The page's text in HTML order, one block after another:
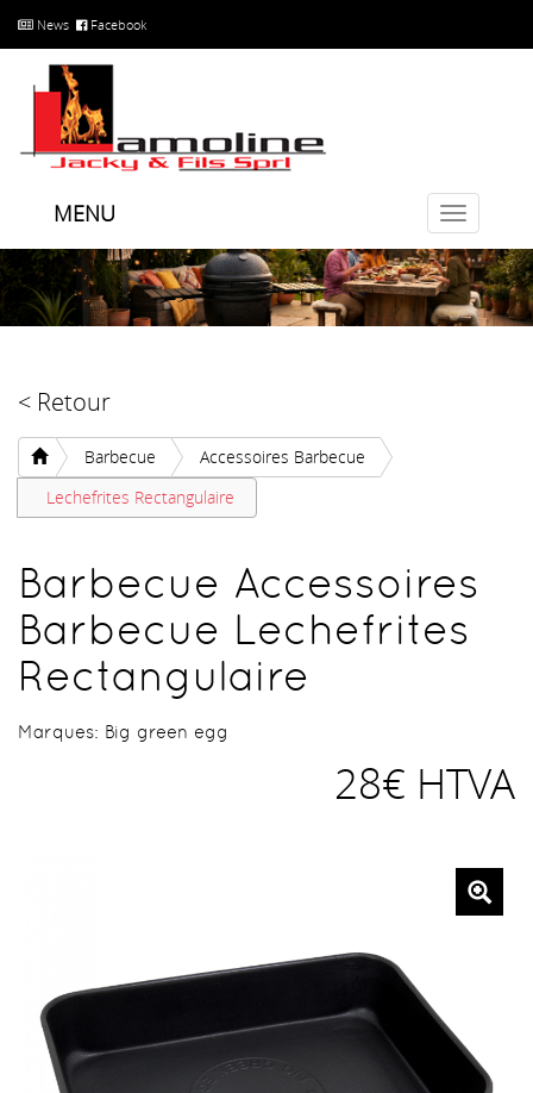
News Facebook
Toggle
MENU
< Retour
Barbecue
Accessoires Barbecue
Lechefrites Rectangulaire
Barbecue Accessoires
Barbecue Lechefrites
Rectangulaire
Marques: Big green egg
28€ HTVA